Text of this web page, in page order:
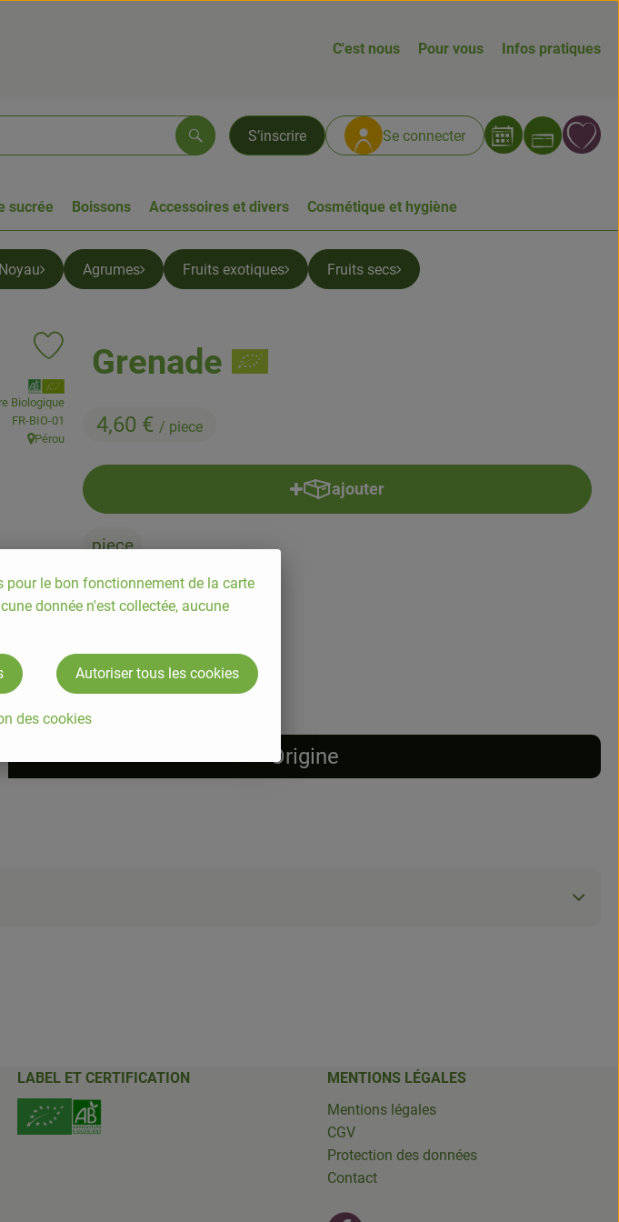
C'est nous Pour vous Infos pratiques
S’inscrire Se connecter
Rechercher
sucrée Boissons Accessoires et divers Cosmétique et hygiène
Agrumes Fruits exotiques Fruits secs
Grenade
4,60 € / piece
Ajouter le produit aux favoris
, Association:
Biologique
, Autorité de contrôle:
FR-BIO-01
, Origine:
Pérou
ajouter
Ajouter le produit au panier
piece
#9748 4,60 €/ piece 5.5% TVA
Origine
LABEL ET CERTIFICATION
MENTIONS LÉGALES
Mentions légales
CGV
Protection des données
Contact
pour le bon fonctionnement de la carte
donnée n'est collectée, aucune
des cookies
Autoriser tous les cookies